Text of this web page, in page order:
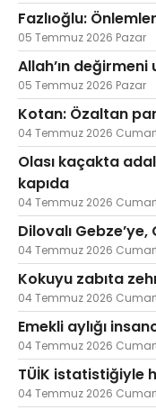
Fazlıoğlu:
05 Temmuz 2026 Pazar
Allah’ın
05 Temmuz 2026 Pazar
Kotan: Özaltan
04 Temmuz 2026
Olası kaçakta
kapıda
04 Temmuz 2026
Dilovalı
04 Temmuz 2026
Kokuyu zabıta
04 Temmuz 2026
Emekli aylığı
04 Temmuz 2026
TÜİK istatistiğiyle
04 Temmuz 2026